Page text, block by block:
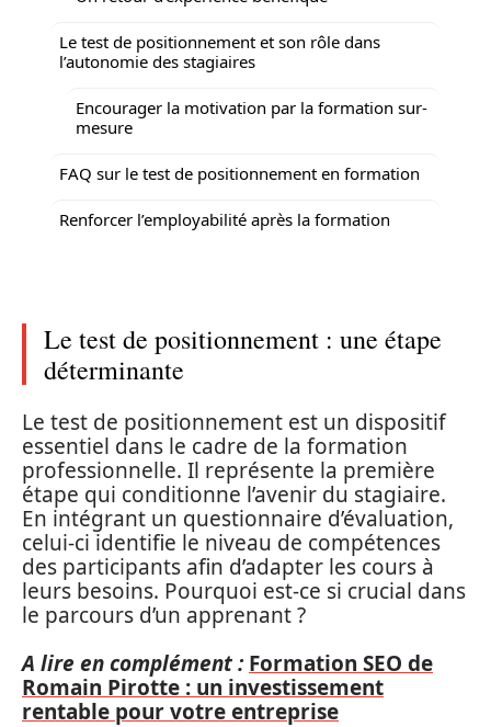
Le test de positionnement et son rôle dans
l’autonomie des stagiaires
Encourager la motivation par la formation sur-
mesure
FAQ sur le test de positionnement en formation
Renforcer l’employabilité après la formation
Le test de positionnement : une étape
déterminante
Le test de positionnement est un dispositif
essentiel dans le cadre de la formation
professionnelle. Il représente la première
étape qui conditionne l’avenir du stagiaire.
En intégrant un questionnaire d’évaluation,
celui-ci identifie le niveau de compétences
des participants afin d’adapter les cours à
leurs besoins. Pourquoi est-ce si crucial dans
le parcours d’un apprenant ?
A lire en complément : Formation SEO de
Romain Pirotte : un investissement
rentable pour votre entreprise